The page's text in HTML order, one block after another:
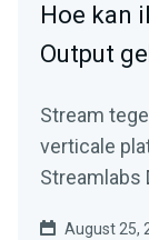
Hoe kan
Output
Stream
verticale
Streamlabs
August 25,